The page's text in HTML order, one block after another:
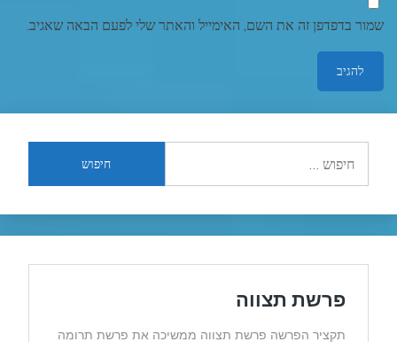
שמור בדפדפן זה את השם, האימייל והאתר שלי לפעם הבאה שאגיב.